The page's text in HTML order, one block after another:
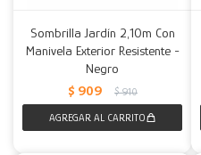
Sombrilla Jardín 2,10m Con
Manivela Exterior Resistente -
Negro
$ 909 $ 910